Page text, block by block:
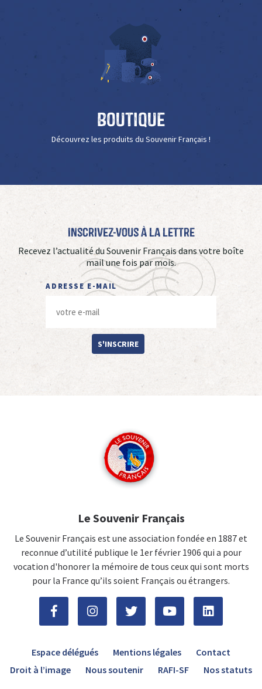
Boutique
Découvrez les produits du Souvenir Français !
Inscrivez-vous à La Lettre
Recevez l’actualité du Souvenir Français dans votre boîte
mail une fois par mois.
ADRESSE E-MAIL
S'INSCRIRE
Le Souvenir Français
Le Souvenir Français est une association fondée en 1887 et
reconnue d’utilité publique le 1er février 1906 qui a pour
vocation d'honorer la mémoire de tous ceux qui sont morts
pour la France qu’ils soient Français ou étrangers.
Espace délégués Mentions légales
Contact
Droit à l’image
Nous soutenir RAFI-SF Nos statuts